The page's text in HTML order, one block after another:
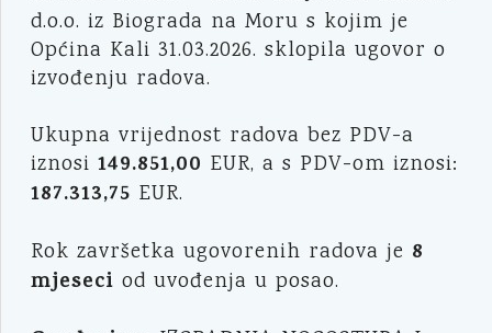
d.o.o. iz Biograda na Moru s kojim je
Općina Kali 31.03.2026. sklopila ugovor o
izvođenju radova.
Ukupna vrijednost radova bez PDV-a
iznosi 149.851,00 EUR, a s PDV-om iznosi:
187.313,75 EUR.
Rok završetka ugovorenih radova je 8
mjeseci od uvođenja u posao.